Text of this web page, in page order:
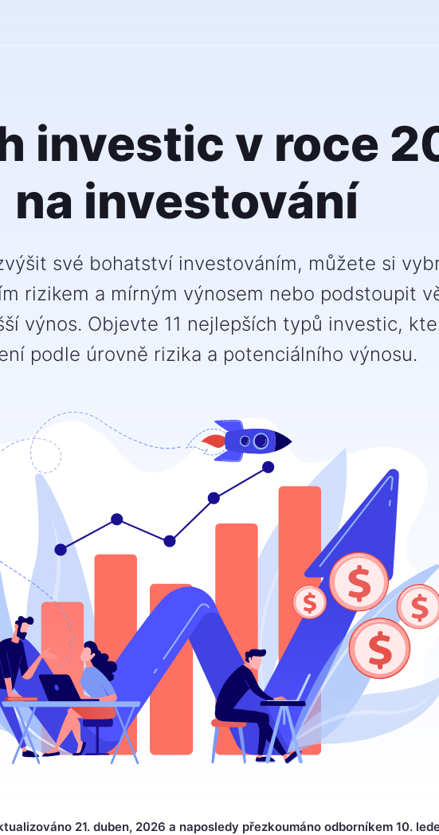
investic v roce
na investování
své bohatství investováním, můžete si
rizikem a mírným výnosem nebo podstoupit
výnos. Objevte 11 nejlepších typů investic,
podle úrovně rizika a potenciálního výnosu.
21. duben, 2026 a naposledy přezkoumáno odborníkem 10.